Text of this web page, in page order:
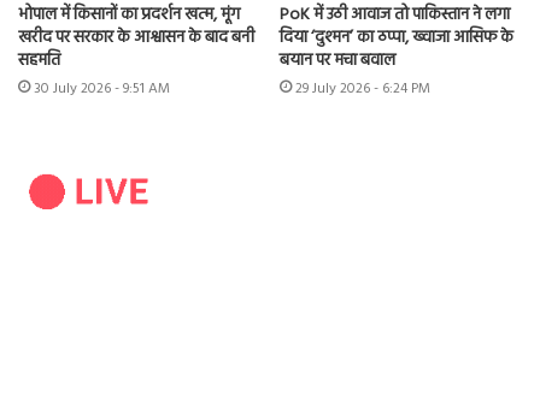
भोपाल में किसानों का प्रदर्शन खत्म, मूंग
खरीद पर सरकार के आश्वासन के बाद बनी
सहमति
30 July 2026 - 9:51 AM
PoK में उठी आवाज तो पाकिस्तान ने लगा
दिया ‘दुश्मन’ का ठप्पा, ख्वाजा आसिफ के
बयान पर मचा बवाल
29 July 2026 - 6:24 PM